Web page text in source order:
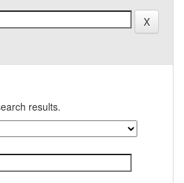
results.